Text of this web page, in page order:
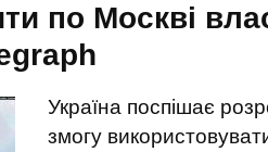
по Москві
Україна поспішає
змогу